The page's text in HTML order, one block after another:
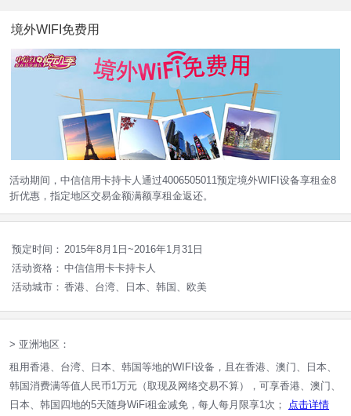
境外WIFI免费用
活动期间，中信信用卡持卡人通过4006505011预定境外WIFI设备享租金8
折优惠，指定地区交易金额满额享租金返还。
预定时间： 2015年8月1日~2016年1月31日
活动资格： 中信信用卡卡持卡人
活动城市： 香港、台湾、日本、韩国、欧美
> 亚洲地区：
租用香港、台湾、日本、韩国等地的WIFI设备，且在香港、澳门、日本、
韩国消费满等值人民币1万元（取现及网络交易不算），可享香港、澳门、
日本、韩国四地的5天随身WiFi租金减免，每人每月限享1次；
点击详情